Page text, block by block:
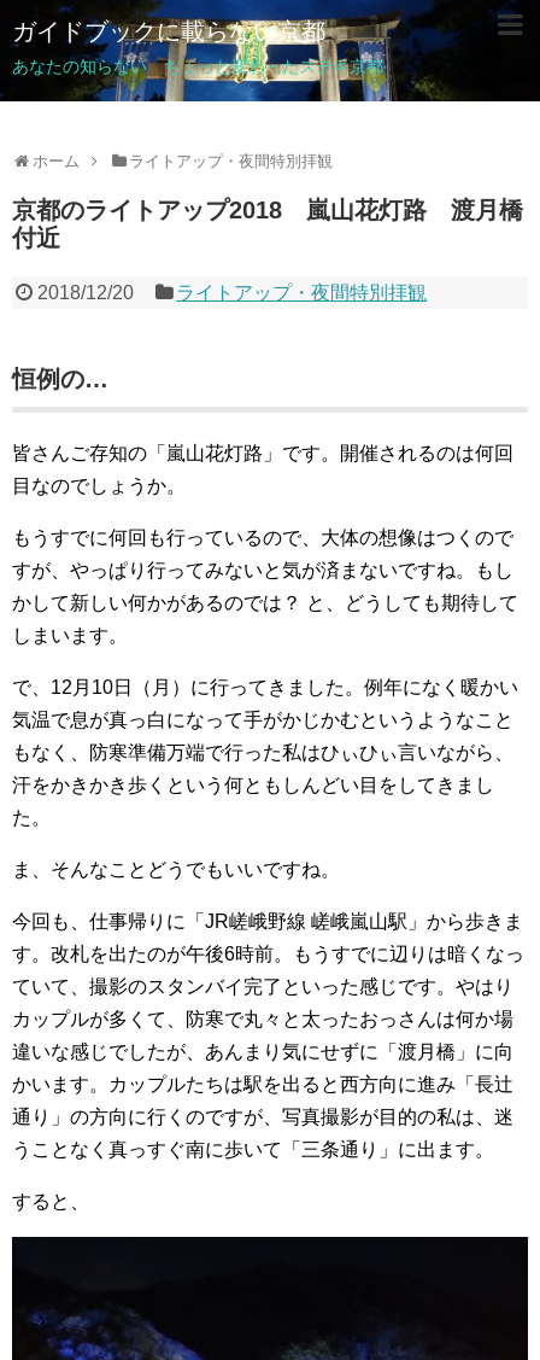
ガイドブックに載らない京都
あなたの知らない ちょっと変わったステキ京都
ホーム ライトアップ・夜間特別拝観
京都のライトアップ2018 嵐山花灯路 渡月橋
付近
2018/12/20 ライトアップ・夜間特別拝観
恒例の…
皆さんご存知の「嵐山花灯路」です。開催されるのは何回
目なのでしょうか。
もうすでに何回も行っているので、大体の想像はつくので
すが、やっぱり行ってみないと気が済まないですね。もし
かして新しい何かがあるのでは？ と、どうしても期待して
しまいます。
で、12月10日（月）に行ってきました。例年になく暖かい
気温で息が真っ白になって手がかじかむというようなこと
もなく、防寒準備万端で行った私はひぃひぃ言いながら、
汗をかきかき歩くという何ともしんどい目をしてきまし
た。
ま、そんなことどうでもいいですね。
今回も、仕事帰りに「JR嵯峨野線 嵯峨嵐山駅」から歩きま
す。改札を出たのが午後6時前。もうすでに辺りは暗くなっ
ていて、撮影のスタンバイ完了といった感じです。やはり
カップルが多くて、防寒で丸々と太ったおっさんは何か場
違いな感じでしたが、あんまり気にせずに「渡月橋」に向
かいます。カップルたちは駅を出ると西方向に進み「長辻
通り」の方向に行くのですが、写真撮影が目的の私は、迷
うことなく真っすぐ南に歩いて「三条通り」に出ます。
すると、